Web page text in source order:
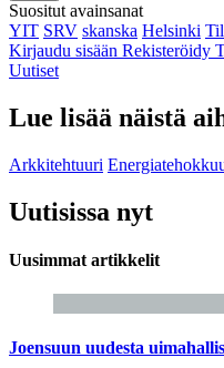
Suositut avainsanat
YIT SRV skanska Helsinki
Kirjaudu sisään Rekisteröidy
Uutiset
Lue lisää näistä
Arkkitehtuuri
Uutisissa nyt
Uusimmat artikkelit
Joensuun uudesta